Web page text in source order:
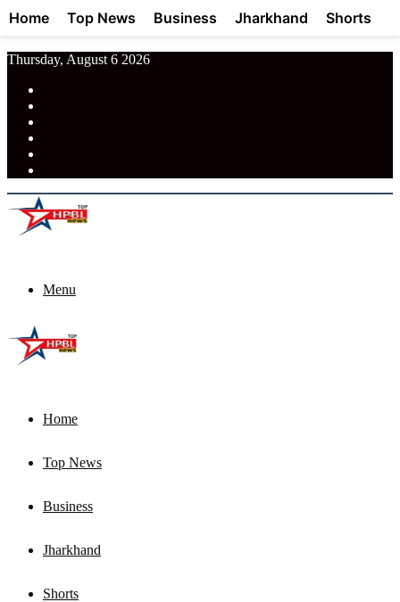
Thursday, August 6 2026
Menu
Home
Top News
Business
Jharkhand
Shorts
Home Top News Business Jharkhand Shorts